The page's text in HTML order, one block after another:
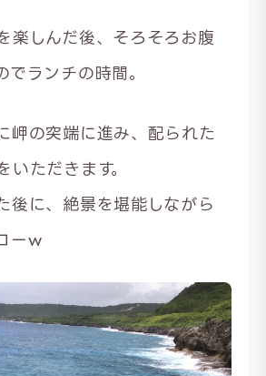
楽しんだ後、そろそろお腹
でランチの時間。
岬の突端に進み、配られた
いただきます。
後に、絶景を堪能しながら
ーw